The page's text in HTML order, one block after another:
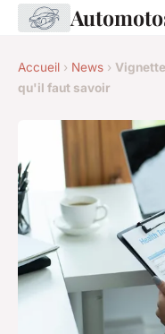
Accueil › News ›
qu'il faut savoir